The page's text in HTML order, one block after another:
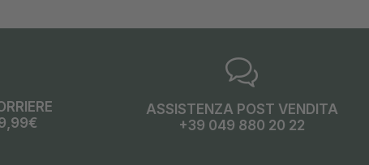
ASSISTENZA POST VENDITA
+39 049 880 20 22